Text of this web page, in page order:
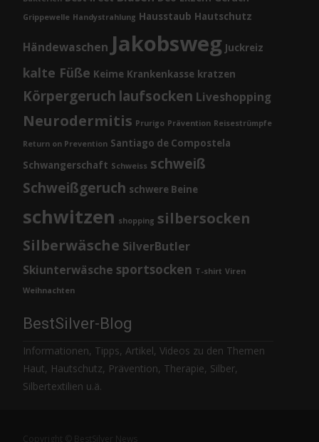
Grippewelle Handystrahlung Hausstaub Hautschutz
Händewaschen Jakobsweg Juckreiz
kalte Füße Keime Krankenkasse kratzen
Körpergeruch laufsocken Liveshopping
Neurodermitis Prurigo Prävention Reisestrümpfe
Return on Prevention Santiago de Compostela
Schwangerschaft Schweiss schweiß
Schweißgeruch schwere Beine
schwitzen shopping silbersocken
Silberwäsche SilverButler
Skiunterwäsche sportsocken T-shirt Viren
Weihnachten
BestSilver-Blog
Informationen, Tipps, Artikel, Videos zu den Themen
Haut, Hautschutz, Prävention, Therapie, Silber,
Silbertextilien u.ä.